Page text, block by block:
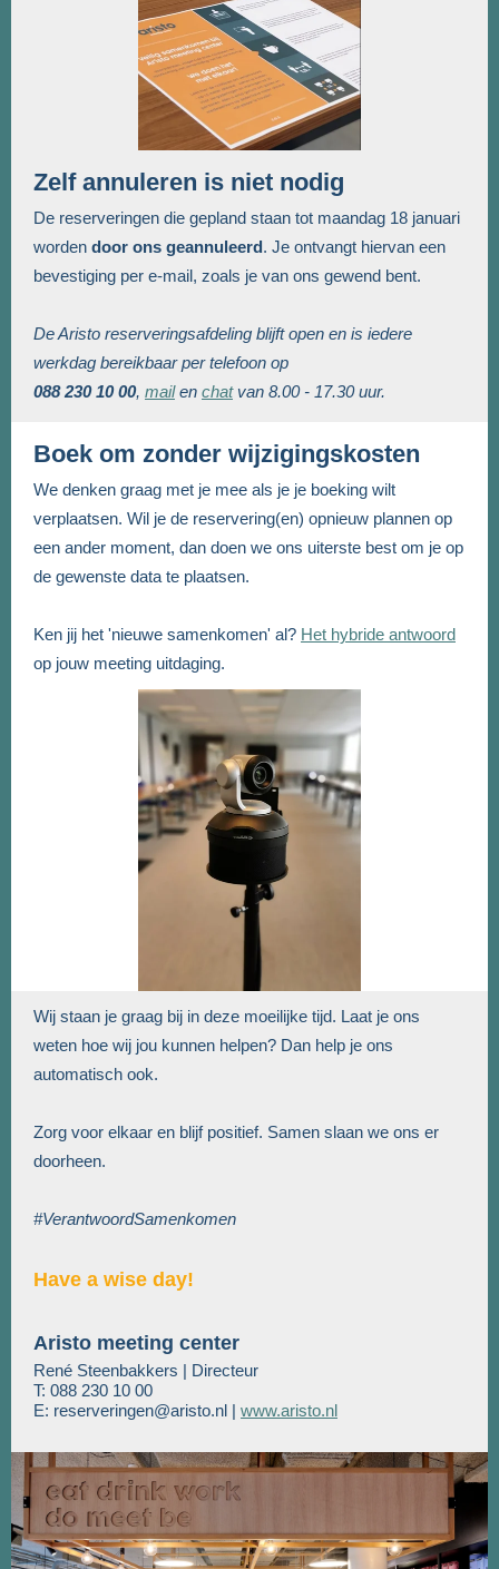
Zelf annuleren is niet nodig
De reserveringen die gepland staan tot maandag 18 januari
worden door ons geannuleerd. Je ontvangt hiervan een
bevestiging per e-mail, zoals je van ons gewend bent.
De Aristo reserveringsafdeling blijft open en is iedere
werkdag bereikbaar per telefoon op
088 230 10 00, mailen chatvan 8.00 - 17.30 uur.
Boek om zonder wijzigingskosten
We denken graag met je mee als je je boeking wilt
verplaatsen. Wil je de reservering(en) opnieuw plannen op
een ander moment, dan doen we ons uiterste best om je op
de gewenste data te plaatsen.
Ken jij het 'nieuwe samenkomen' al? Het hybride antwoord
op jouw meeting uitdaging.
Wij staan je graag bij in deze moeilijke tijd. Laat je ons
weten hoe wij jou kunnen helpen? Dan help je ons
automatisch ook.
Zorg voor elkaar en blijf positief. Samen slaan we ons er
doorheen.
#VerantwoordSamenkomen
Have a wise day!
Aristo meeting center
René Steenbakkers | Directeur
T: 088 230 10 00
E: reserveringen@aristo.nl | www.aristo.nl